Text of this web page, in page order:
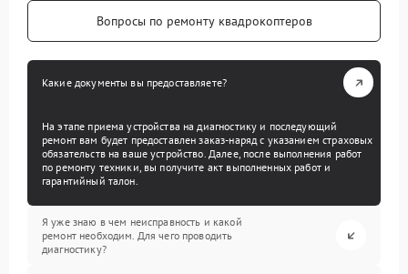
Вопросы по ремонту квадрокоптеров
Какие документы вы предоставляете?
На этапе приема устройства на диагностику и последующий
ремонт вам будет предоставлен заказ-наряд с указанием страховых
обязательств на ваше устройство. Далее, после выполнения работ
по ремонту техники, вы получите акт выполненных работ и
гарантийный талон.
Я уже знаю в чем неисправность и какой
ремонт необходим. Для чего проводить
диагностику?